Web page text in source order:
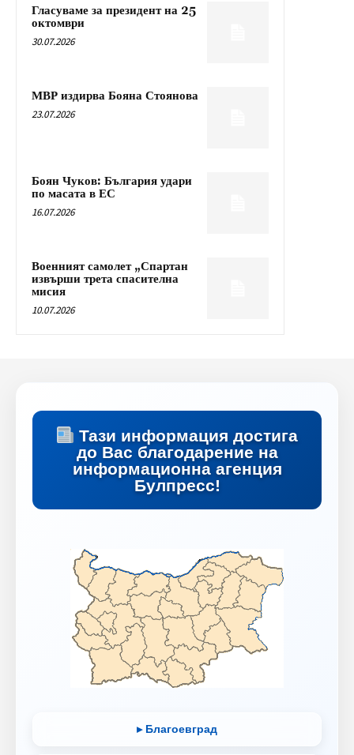
Гласуваме за президент на 25
октомври
30.07.2026
МВР издирва Бояна Стоянова
23.07.2026
Боян Чуков: България удари
по масата в ЕС
16.07.2026
Военният самолет „Спартан
извърши трета спасителна
мисия
10.07.2026
Тази информация достига
до Вас благодарение на
информационна агенция
Булпресс!
▸ Благоевград